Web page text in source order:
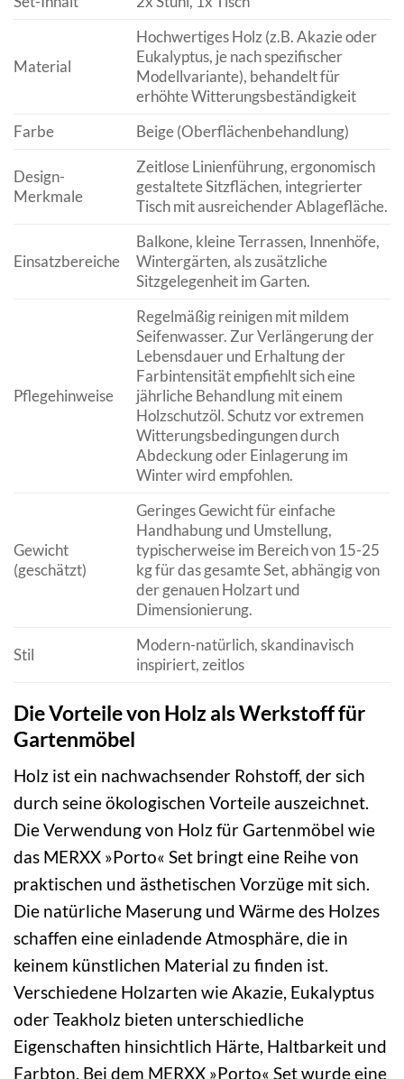
Material
Hochwertiges Holz (z.B. Akazie oder
Eukalyptus, je nach spezifischer
Modellvariante), behandelt für
erhöhte Witterungsbeständigkeit
Farbe
Beige (Oberflächenbehandlung)
Design-
Merkmale
Zeitlose Linienführung, ergonomisch
gestaltete Sitzflächen, integrierter
Tisch mit ausreichender Ablagefläche.
Einsatzbereiche
Balkone, kleine Terrassen, Innenhöfe,
Wintergärten, als zusätzliche
Sitzgelegenheit im Garten.
Pflegehinweise
Regelmäßig reinigen mit mildem
Seifenwasser. Zur Verlängerung der
Lebensdauer und Erhaltung der
Farbintensität empfiehlt sich eine
jährliche Behandlung mit einem
Holzschutzöl. Schutz vor extremen
Witterungsbedingungen durch
Abdeckung oder Einlagerung im
Winter wird empfohlen.
Gewicht
(geschätzt)
Geringes Gewicht für einfache
Handhabung und Umstellung,
typischerweise im Bereich von 15-25
kg für das gesamte Set, abhängig von
der genauen Holzart und
Dimensionierung.
Stil
Modern-natürlich, skandinavisch
inspiriert, zeitlos
Die Vorteile von Holz als Werkstoff für
Gartenmöbel
Holz ist ein nachwachsender Rohstoff, der sich
durch seine ökologischen Vorteile auszeichnet.
Die Verwendung von Holz für Gartenmöbel wie
das MERXX »Porto« Set bringt eine Reihe von
praktischen und ästhetischen Vorzüge mit sich.
Die natürliche Maserung und Wärme des Holzes
schaffen eine einladende Atmosphäre, die in
keinem künstlichen Material zu finden ist.
Verschiedene Holzarten wie Akazie, Eukalyptus
oder Teakholz bieten unterschiedliche
Eigenschaften hinsichtlich Härte, Haltbarkeit und
Farbton. Bei dem MERXX »Porto« Set wurde eine